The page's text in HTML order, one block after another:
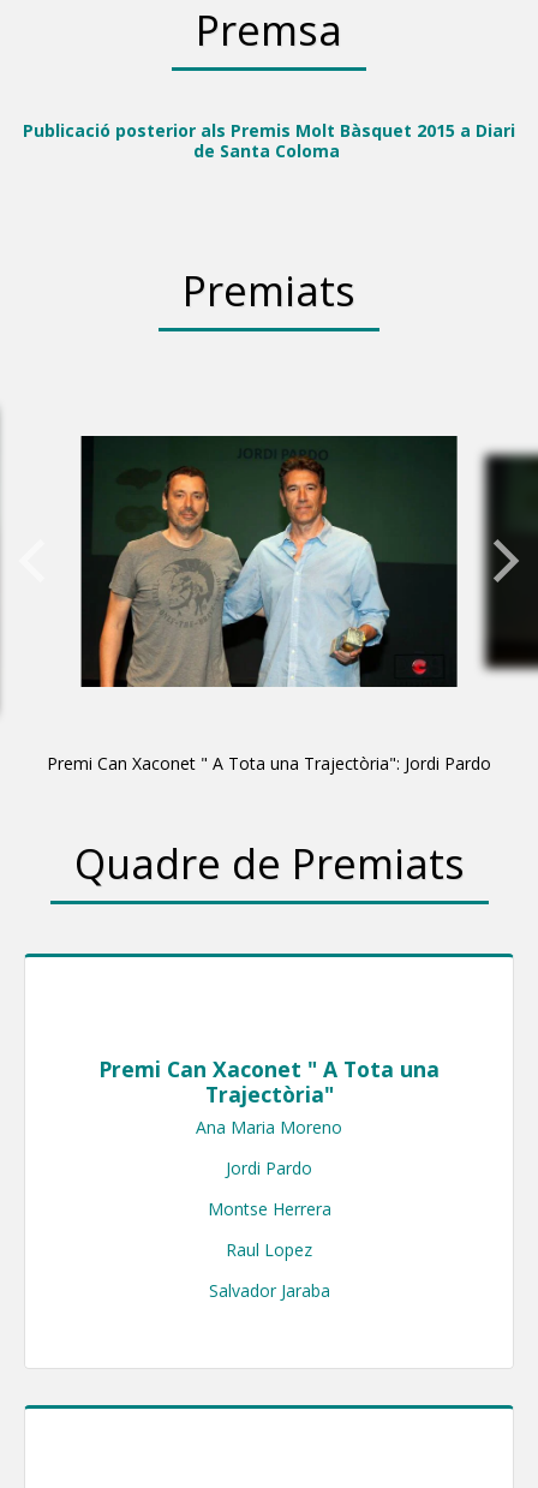
Premsa
Publicació posterior als Premis Molt Bàsquet 2015 a Diari
de Santa Coloma
Premiats
Premi Can Xaconet " A Tota una Trajectòria":​ Jordi Pardo
Quadre de Premiats
Premi Can Xaconet " A Tota una
Trajectòria"
Ana Maria Moreno
Jordi Pardo
Montse Herrera
Raul Lopez
Salvador Jaraba